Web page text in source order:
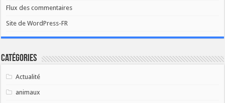
Flux des commentaires
Site de WordPress-FR
Catégories
Actualité
animaux